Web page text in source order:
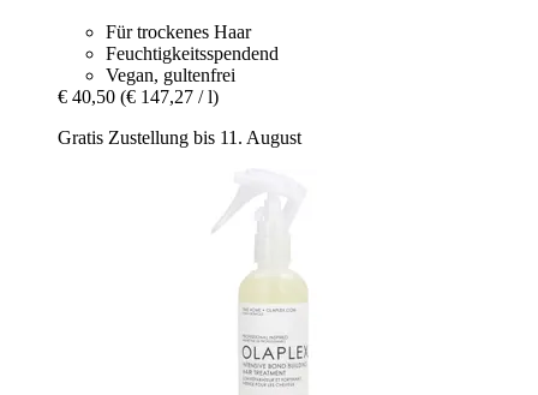
Für trockenes Haar
Feuchtigkeitsspendend
Vegan, gultenfrei
€ 40,50 (€ 147,27 / l)
Gratis Zustellung bis 11. August